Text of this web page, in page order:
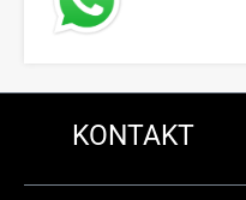
KONTAKT